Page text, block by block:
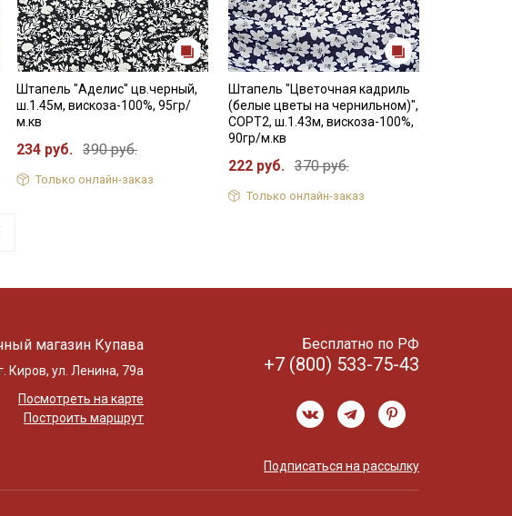
Штапель "Аделис" цв.черный,
ш.1.45м, вискоза-100%, 95гр/
м.кв
234 руб. 390 руб.
Только онлайн-заказ
Штапель "Цветочная кадриль
(белые цветы на чернильном)",
СОРТ2, ш.1.43м, вискоза-100%,
90гр/м.кв
222 руб. 370 руб.
Только онлайн-заказ
магазин Купава
Киров, ул. Ленина, 79а
Посмотреть на карте
Построить маршрут
Бесплатно по РФ
+7 (800) 533-75-43
Подписаться на рассылку